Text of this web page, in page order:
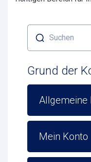
Suchen
Grund der
Allgemeine
Mein Konto